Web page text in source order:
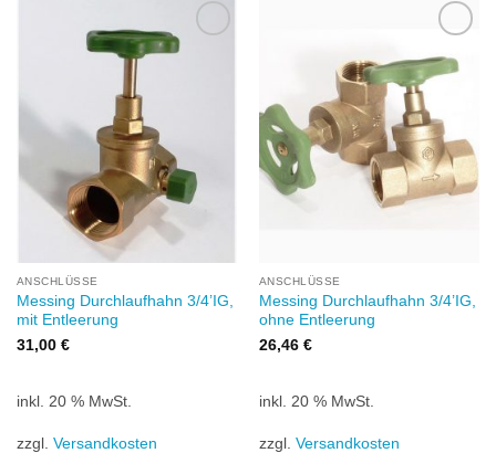
ANSCHLÜSSE
Messing Durchlaufhahn 3/4’IG,
mit Entleerung
31,00 €
inkl. 20 % MwSt.
zzgl. Versandkosten
Wunschliste
hinzufügen
ANSCHLÜSSE
Messing Durchlaufhahn 3/4’IG,
ohne Entleerung
26,46 €
inkl. 20 % MwSt.
zzgl. Versandkosten